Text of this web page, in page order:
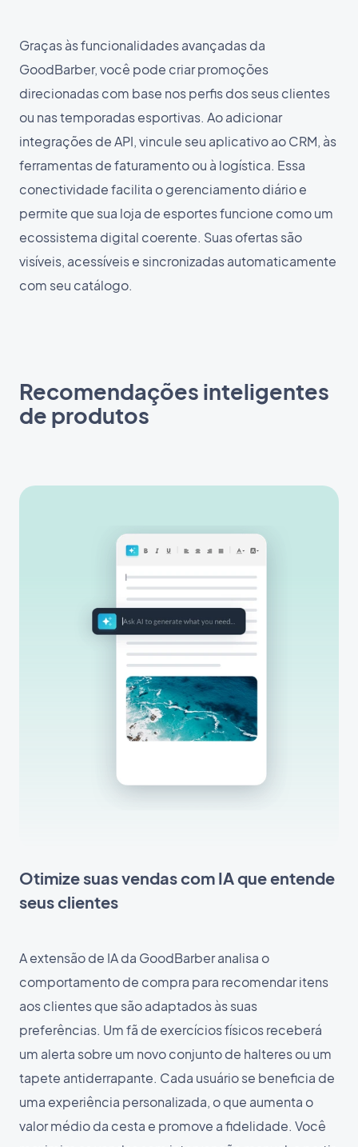
Graças às funcionalidades avançadas da
GoodBarber, você pode criar promoções
direcionadas com base nos perfis dos seus clientes
ou nas temporadas esportivas. Ao adicionar
integrações de API, vincule seu aplicativo ao CRM, às
ferramentas de faturamento ou à logística. Essa
conectividade facilita o gerenciamento diário e
permite que sua loja de esportes funcione como um
ecossistema digital coerente. Suas ofertas são
visíveis, acessíveis e sincronizadas automaticamente
com seu catálogo.
Recomendações inteligentes
de produtos
Otimize suas vendas com IA que entende
seus clientes
A extensão de IA da GoodBarber analisa o
comportamento de compra para recomendar itens
aos clientes que são adaptados às suas
preferências. Um fã de exercícios físicos receberá
um alerta sobre um novo conjunto de halteres ou um
tapete antiderrapante. Cada usuário se beneficia de
uma experiência personalizada, o que aumenta o
valor médio da cesta e promove a fidelidade. Você